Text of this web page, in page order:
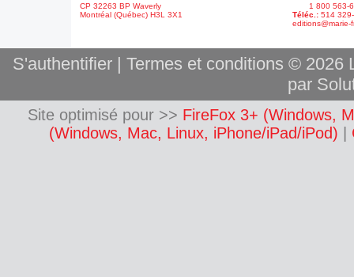
CP 32263 BP Waverly
Montréal (Québec) H3L 3X1
1 800 563-
Téléc.: 514
editions@marie-
S'authentifier| Termes et conditions © 2026
par
Site optimisé pour >> FireFox 3+ (Windows,
(Windows, Mac, Linux, iPhone/iPad/iPod)